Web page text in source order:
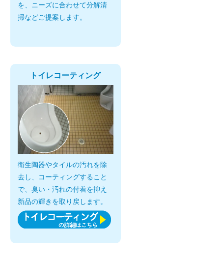
を、ニーズに合わせて分解清
掃などご提案します。
トイレコーティング
衛生陶器やタイルの汚れを除
去し、コーティングすること
で、臭い・汚れの付着を抑え
新品の輝きを取り戻します。